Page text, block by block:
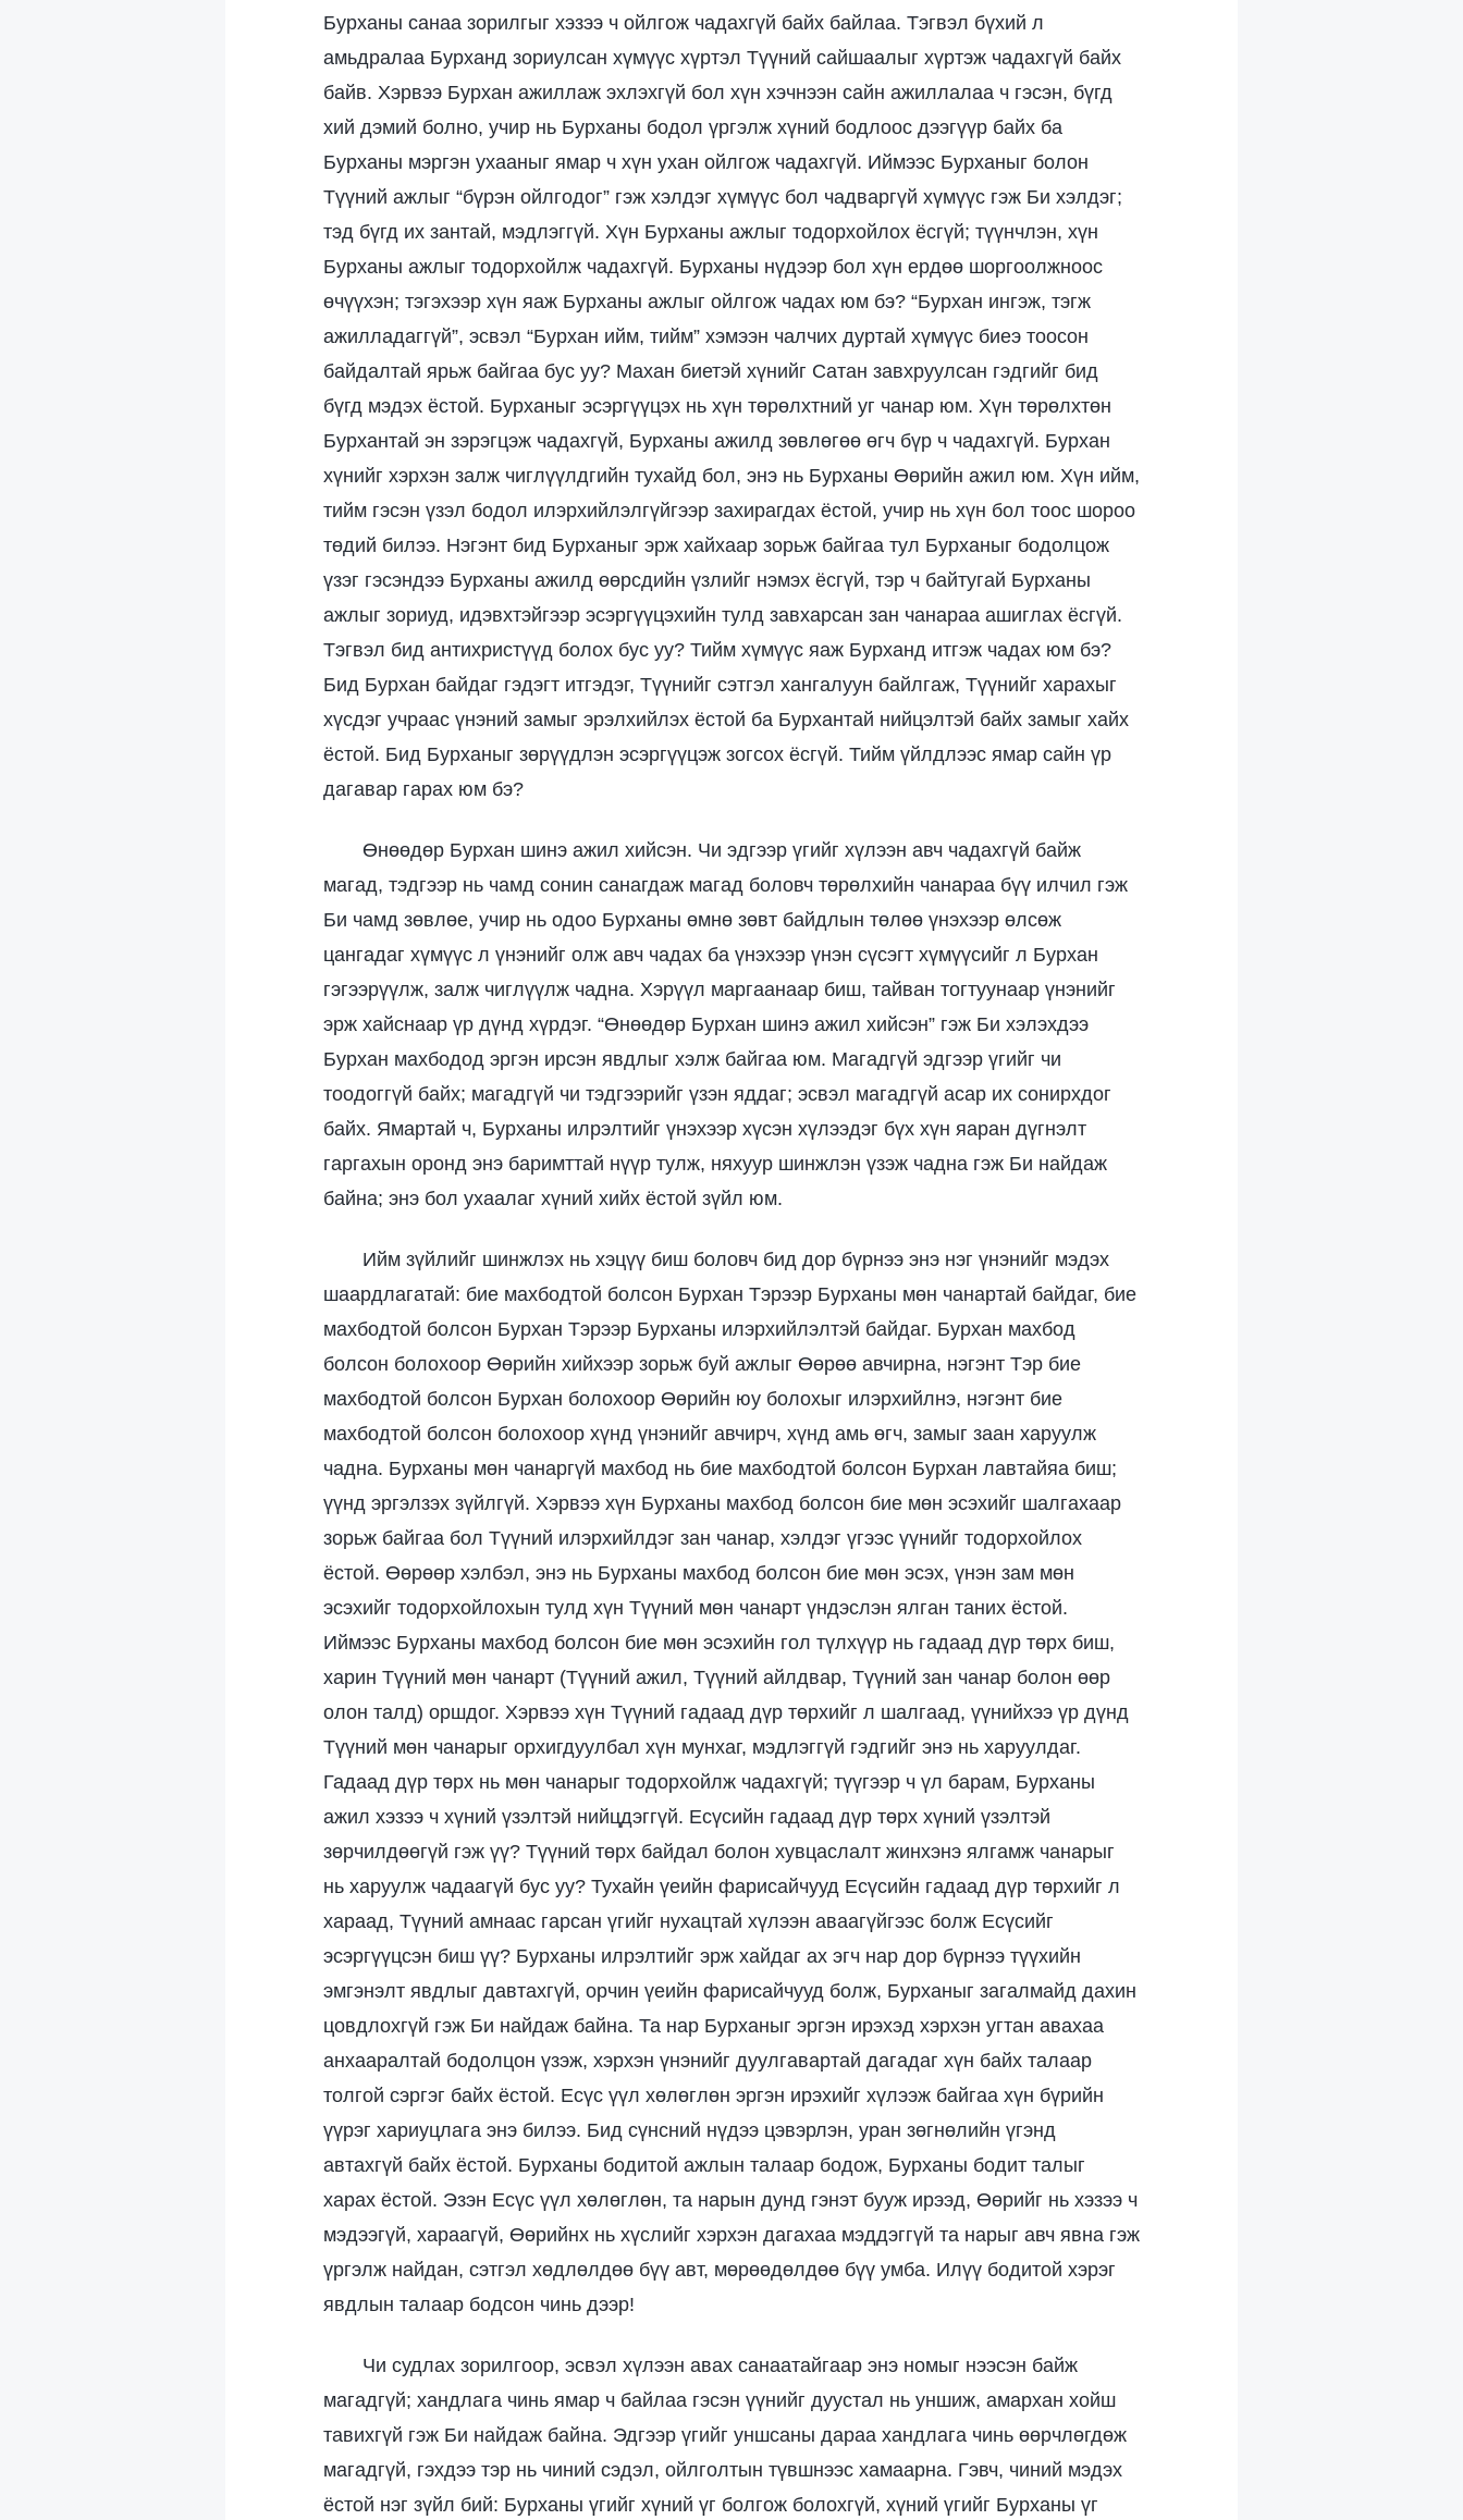
Бурханы санаа зорилгыг хэзээ ч ойлгож чадахгүй байх байлаа. Тэгвэл бүхий л
амьдралаа Бурханд зориулсан хүмүүс хүртэл Түүний сайшаалыг хүртэж чадахгүй байх
байв. Хэрвээ Бурхан ажиллаж эхлэхгүй бол хүн хэчнээн сайн ажиллалаа ч гэсэн, бүгд
хий дэмий болно, учир нь Бурханы бодол үргэлж хүний бодлоос дээгүүр байх ба
Бурханы мэргэн ухааныг ямар ч хүн ухан ойлгож чадахгүй. Иймээс Бурханыг болон
Түүний ажлыг “бүрэн ойлгодог” гэж хэлдэг хүмүүс бол чадваргүй хүмүүс гэж Би хэлдэг;
тэд бүгд их зантай, мэдлэггүй. Хүн Бурханы ажлыг тодорхойлох ёсгүй; түүнчлэн, хүн
Бурханы ажлыг тодорхойлж чадахгүй. Бурханы нүдээр бол хүн ердөө шоргоолжноос
өчүүхэн; тэгэхээр хүн яаж Бурханы ажлыг ойлгож чадах юм бэ? “Бурхан ингэж, тэгж
ажилладаггүй”, эсвэл “Бурхан ийм, тийм” хэмээн чалчих дуртай хүмүүс биеэ тоосон
байдалтай ярьж байгаа бус уу? Махан биетэй хүнийг Сатан завхруулсан гэдгийг бид
бүгд мэдэх ёстой. Бурханыг эсэргүүцэх нь хүн төрөлхтний уг чанар юм. Хүн төрөлхтөн
Бурхантай эн зэрэгцэж чадахгүй, Бурханы ажилд зөвлөгөө өгч бүр ч чадахгүй. Бурхан
хүнийг хэрхэн залж чиглүүлдгийн тухайд бол, энэ нь Бурханы Өөрийн ажил юм. Хүн ийм,
тийм гэсэн үзэл бодол илэрхийлэлгүйгээр захирагдах ёстой, учир нь хүн бол тоос шороо
төдий билээ. Нэгэнт бид Бурханыг эрж хайхаар зорьж байгаа тул Бурханыг бодолцож
үзэг гэсэндээ Бурханы ажилд өөрсдийн үзлийг нэмэх ёсгүй, тэр ч байтугай Бурханы
ажлыг зориуд, идэвхтэйгээр эсэргүүцэхийн тулд завхарсан зан чанараа ашиглах ёсгүй.
Тэгвэл бид антихристүүд болох бус уу? Тийм хүмүүс яаж Бурханд итгэж чадах юм бэ?
Бид Бурхан байдаг гэдэгт итгэдэг, Түүнийг сэтгэл хангалуун байлгаж, Түүнийг харахыг
хүсдэг учраас үнэний замыг эрэлхийлэх ёстой ба Бурхантай нийцэлтэй байх замыг хайх
ёстой. Бид Бурханыг зөрүүдлэн эсэргүүцэж зогсох ёсгүй. Тийм үйлдлээс ямар сайн үр
дагавар гарах юм бэ?
Өнөөдөр Бурхан шинэ ажил хийсэн. Чи эдгээр үгийг хүлээн авч чадахгүй байж
магад, тэдгээр нь чамд сонин санагдаж магад боловч төрөлхийн чанараа бүү илчил гэж
Би чамд зөвлөе, учир нь одоо Бурханы өмнө зөвт байдлын төлөө үнэхээр өлсөж
цангадаг хүмүүс л үнэнийг олж авч чадах ба үнэхээр үнэн сүсэгт хүмүүсийг л Бурхан
гэгээрүүлж, залж чиглүүлж чадна. Хэрүүл маргаанаар биш, тайван тогтуунаар үнэнийг
эрж хайснаар үр дүнд хүрдэг. “Өнөөдөр Бурхан шинэ ажил хийсэн” гэж Би хэлэхдээ
Бурхан махбодод эргэн ирсэн явдлыг хэлж байгаа юм. Магадгүй эдгээр үгийг чи
тоодоггүй байх; магадгүй чи тэдгээрийг үзэн яддаг; эсвэл магадгүй асар их сонирхдог
байх. Ямартай ч, Бурханы илрэлтийг үнэхээр хүсэн хүлээдэг бүх хүн яаран дүгнэлт
гаргахын оронд энэ баримттай нүүр тулж, няхуур шинжлэн үзэж чадна гэж Би найдаж
байна; энэ бол ухаалаг хүний хийх ёстой зүйл юм.
Ийм зүйлийг шинжлэх нь хэцүү биш боловч бид дор бүрнээ энэ нэг үнэнийг мэдэх
шаардлагатай: бие махбодтой болсон Бурхан Тэрээр Бурханы мөн чанартай байдаг, бие
махбодтой болсон Бурхан Тэрээр Бурханы илэрхийлэлтэй байдаг. Бурхан махбод
болсон болохоор Өөрийн хийхээр зорьж буй ажлыг Өөрөө авчирна, нэгэнт Тэр бие
махбодтой болсон Бурхан болохоор Өөрийн юу болохыг илэрхийлнэ, нэгэнт бие
махбодтой болсон болохоор хүнд үнэнийг авчирч, хүнд амь өгч, замыг заан харуулж
чадна. Бурханы мөн чанаргүй махбод нь бие махбодтой болсон Бурхан лавтайяа биш;
үүнд эргэлзэх зүйлгүй. Хэрвээ хүн Бурханы махбод болсон бие мөн эсэхийг шалгахаар
зорьж байгаа бол Түүний илэрхийлдэг зан чанар, хэлдэг үгээс үүнийг тодорхойлох
ёстой. Өөрөөр хэлбэл, энэ нь Бурханы махбод болсон бие мөн эсэх, үнэн зам мөн
эсэхийг тодорхойлохын тулд хүн Түүний мөн чанарт үндэслэн ялган таних ёстой.
Иймээс Бурханы махбод болсон бие мөн эсэхийн гол түлхүүр нь гадаад дүр төрх биш,
харин Түүний мөн чанарт (Түүний ажил, Түүний айлдвар, Түүний зан чанар болон өөр
олон талд) оршдог. Хэрвээ хүн Түүний гадаад дүр төрхийг л шалгаад, үүнийхээ үр дүнд
Түүний мөн чанарыг орхигдуулбал хүн мунхаг, мэдлэггүй гэдгийг энэ нь харуулдаг.
Гадаад дүр төрх нь мөн чанарыг тодорхойлж чадахгүй; түүгээр ч үл барам, Бурханы
ажил хэзээ ч хүний үзэлтэй нийцдэггүй. Есүсийн гадаад дүр төрх хүний үзэлтэй
зөрчилдөөгүй гэж үү? Түүний төрх байдал болон хувцаслалт жинхэнэ ялгамж чанарыг
нь харуулж чадаагүй бус уу? Тухайн үеийн фарисайчууд Есүсийн гадаад дүр төрхийг л
хараад, Түүний амнаас гарсан үгийг нухацтай хүлээн аваагүйгээс болж Есүсийг
эсэргүүцсэн биш үү? Бурханы илрэлтийг эрж хайдаг ах эгч нар дор бүрнээ түүхийн
эмгэнэлт явдлыг давтахгүй, орчин үеийн фарисайчууд болж, Бурханыг загалмайд дахин
цовдлохгүй гэж Би найдаж байна. Та нар Бурханыг эргэн ирэхэд хэрхэн угтан авахаа
анхааралтай бодолцон үзэж, хэрхэн үнэнийг дуулгавартай дагадаг хүн байх талаар
толгой сэргэг байх ёстой. Есүс үүл хөлөглөн эргэн ирэхийг хүлээж байгаа хүн бүрийн
үүрэг хариуцлага энэ билээ. Бид сүнсний нүдээ цэвэрлэн, уран зөгнөлийн үгэнд
автахгүй байх ёстой. Бурханы бодитой ажлын талаар бодож, Бурханы бодит талыг
харах ёстой. Эзэн Есүс үүл хөлөглөн, та нарын дунд гэнэт бууж ирээд, Өөрийг нь хэзээ ч
мэдээгүй, хараагүй, Өөрийнх нь хүслийг хэрхэн дагахаа мэддэггүй та нарыг авч явна гэж
үргэлж найдан, сэтгэл хөдлөлдөө бүү авт, мөрөөдөлдөө бүү умба. Илүү бодитой хэрэг
явдлын талаар бодсон чинь дээр!
Чи судлах зорилгоор, эсвэл хүлээн авах санаатайгаар энэ номыг нээсэн байж
магадгүй; хандлага чинь ямар ч байлаа гэсэн үүнийг дуустал нь уншиж, амархан хойш
тавихгүй гэж Би найдаж байна. Эдгээр үгийг уншсаны дараа хандлага чинь өөрчлөгдөж
магадгүй, гэхдээ тэр нь чиний сэдэл, ойлголтын түвшнээс хамаарна. Гэвч, чиний мэдэх
ёстой нэг зүйл бий: Бурханы үгийг хүний үг болгож болохгүй, хүний үгийг Бурханы үг